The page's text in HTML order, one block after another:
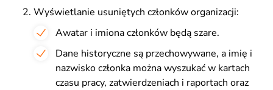
Wyświetlanie usuniętych członków organizacji:
Awatar i imiona członków będą szare.
Dane historyczne są przechowywane, a imię i
nazwisko członka można wyszukać w kartach
czasu pracy, zatwierdzeniach i raportach oraz